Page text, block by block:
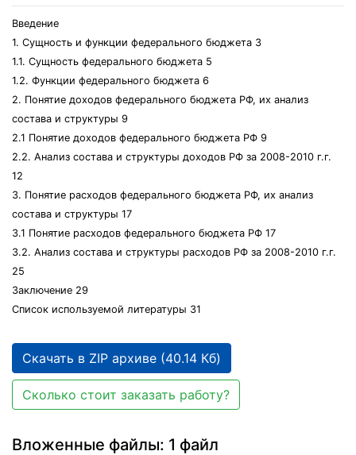
Введение
1. Сущность и функции федерального бюджета 3
1.1. Сущность федерального бюджета 5
1.2. Функции федерального бюджета 6
2. Понятие доходов федерального бюджета РФ, их анализ
состава и структуры 9
2.1 Понятие доходов федерального бюджета РФ 9
2.2. Анализ состава и структуры доходов РФ за 2008-2010 г.г.
12
3. Понятие расходов федерального бюджета РФ, их анализ
состава и структуры 17
3.1 Понятие расходов федерального бюджета РФ 17
3.2. Анализ состава и структуры расходов РФ за 2008-2010 г.г.
25
Заключение 29
Список используемой литературы 31
Скачать в ZIP архиве (40.14 Кб)
Сколько стоит заказать работу?
Вложенные файлы: 1 файл